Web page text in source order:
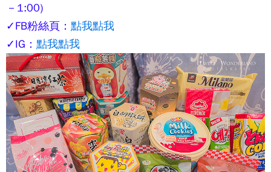
－1:00)
✓FB粉絲頁： 點我點我
✓IG： 點我點我